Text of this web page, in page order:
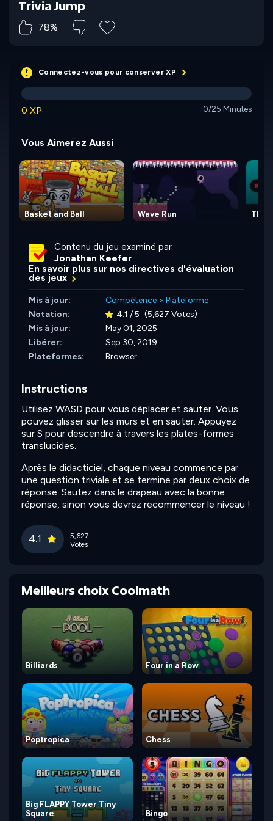
Trivia Jump
78%
Connectez-vous pour conserver XP
0 XP 0/25 Minutes
Vous Aimerez Aussi
Basket and Ball Wave Run The
Contenu du jeu examiné par
Jonathan Keefer
En savoir plus sur nos directives d'évaluation
des jeux
Mis à jour: Compétence > Plateforme
Notation:
4.1 / 5 (5,627 Votes)
Mis à jour:
May 01, 2025
Libérer:
Sep 30, 2019
Plateformes:
Browser
Instructions
Utilisez WASD pour vous déplacer et sauter. Vous
pouvez glisser sur les murs et en sauter. Appuyez
sur S pour descendre à travers les plates-formes
translucides.
Après le didacticiel, chaque niveau commence par
une question triviale et se termine par deux choix de
réponse. Sautez dans le drapeau avec la bonne
réponse, sinon vous devrez recommencer le niveau !
4.1
5,627
Votes
Meilleurs choix Coolmath
Billiards Four in a Row
Poptropica Chess
Big FLAPPY Tower Tiny
Square
Bingo